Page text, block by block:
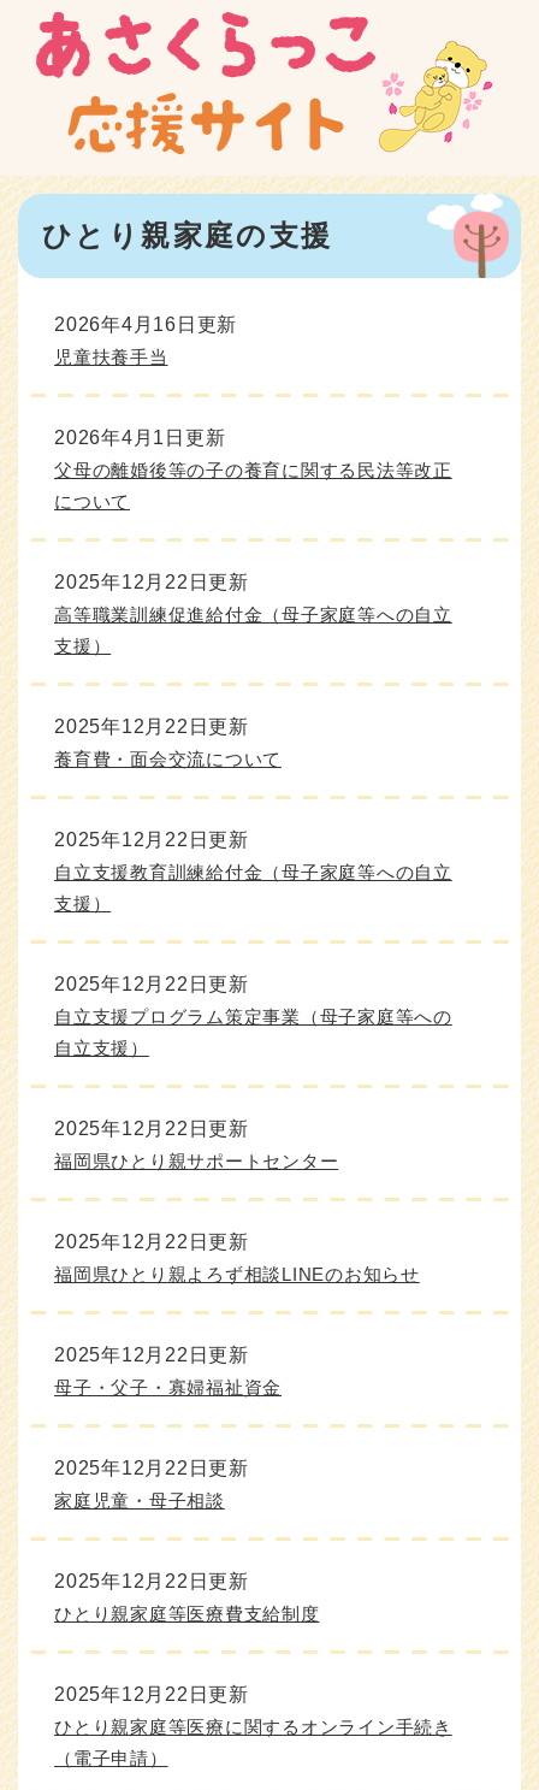
す
。
メニューを飛ばして本文へ
本
ひとり親家庭の支援
2026年4月16日更新
児童扶養手当
2026年4月1日更新
父母の離婚後等の子の養育に関する民法等改正
について
2025年12月22日更新
高等職業訓練促進給付金（母子家庭等への自立
支援）
2025年12月22日更新
養育費・面会交流について
2025年12月22日更新
自立支援教育訓練給付金（母子家庭等への自立
支援）
2025年12月22日更新
自立支援プログラム策定事業（母子家庭等への
自立支援）
2025年12月22日更新
福岡県ひとり親サポートセンター
2025年12月22日更新
福岡県ひとり親よろず相談LINEのお知らせ
2025年12月22日更新
母子・父子・寡婦福祉資金
2025年12月22日更新
家庭児童・母子相談
2025年12月22日更新
ひとり親家庭等医療費支給制度
2025年12月22日更新
ひとり親家庭等医療に関するオンライン手続き
（電子申請）